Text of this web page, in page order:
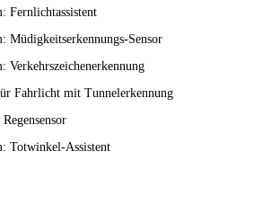
Fernlichtassistent
Müdigkeitserkennungs-Sensor
Verkehrszeichenerkennung
Fahrlicht mit Tunnelerkennung
Totwinkel-Assistent